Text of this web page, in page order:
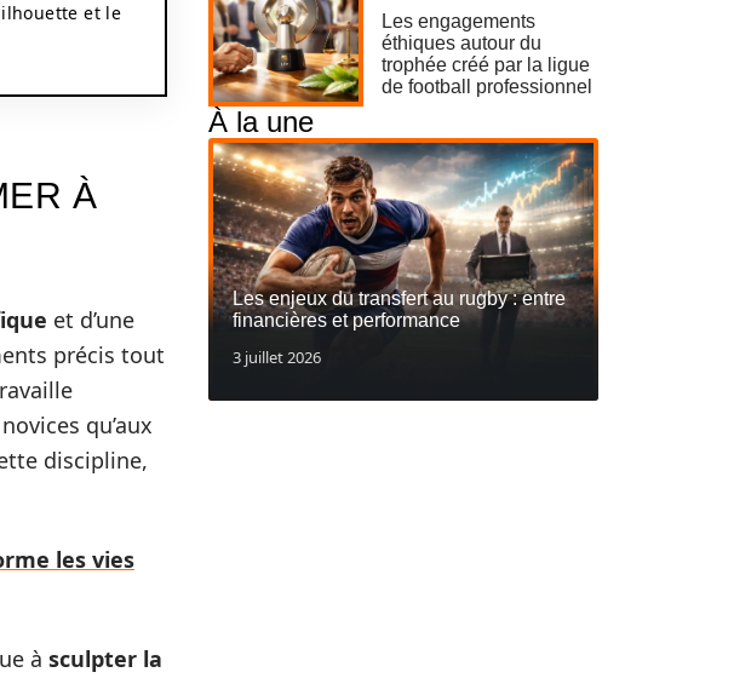
et le
À
et d’une
précis tout
qu’aux
discipline,
les vies
à sculpter la
Les engagements
éthiques autour du
trophée créé par la ligue
de football professionnel
À la une
Les enjeux du transfert au rugby : entre
financières et performance
3 juillet 2026